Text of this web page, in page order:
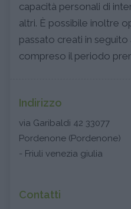
capacità personali di
altri. È possibile inoltre
passato creati in
compreso il periodo
Indirizzo
via Garibaldi 42 33077
Pordenone (Pordenone)
- Friuli venezia giulia
Contatti